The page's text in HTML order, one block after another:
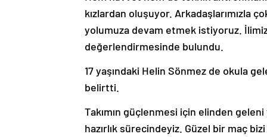
kızlardan oluşuyor. Arkadaşlarımızla
yolumuza devam etmek istiyoruz.
değerlendirmesinde bulundu.
17 yaşındaki Helin Sönmez de okula
belirtti.
Takımın güçlenmesi için elinden geleni
hazırlık sürecindeyiz. Güzel bir maç